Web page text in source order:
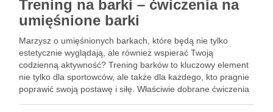
Trening na barki – ćwiczenia na
umięśnione barki
Marzysz o umięśnionych barkach, które będą nie tylko
estetycznie wyglądają, ale również wspierać Twoją
codzienną aktywność? Trening barków to kluczowy element
nie tylko dla sportowców, ale także dla każdego, kto pragnie
poprawić swoją postawę i siłę. Właściwie dobrane ćwiczenia